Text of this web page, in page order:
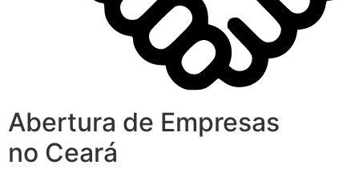
Abertura de Empresas
no Ceará